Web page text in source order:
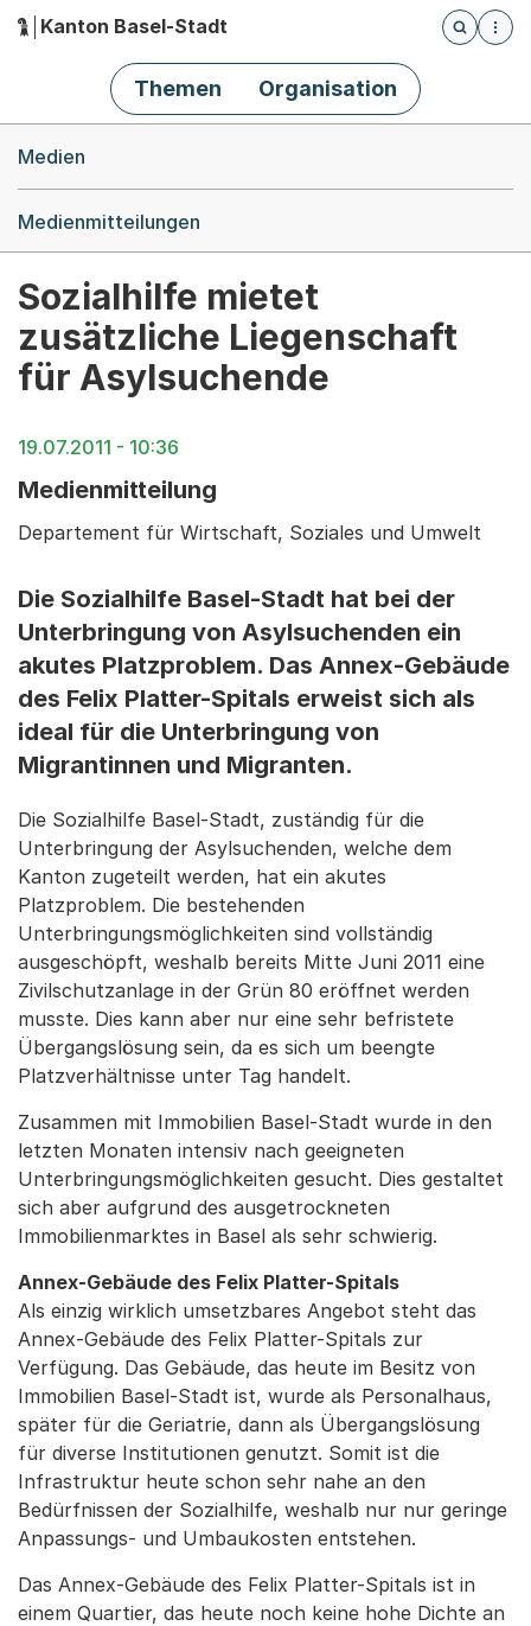
Hauptnavigation
Kanton Basel-Stadt
Öffnet
Themen Organisation
Medien
Medienmitteilungen
Sozialhilfe mietet
zusätzliche Liegenschaft
für Asylsuchende
19.07.2011 - 10:36
Medienmitteilung
Departement für Wirtschaft, Soziales und Umwelt
Die Sozialhilfe Basel-Stadt hat bei der
Unterbringung von Asylsuchenden ein
akutes Platzproblem. Das Annex-Gebäude
des Felix Platter-Spitals erweist sich als
ideal für die Unterbringung von
Migrantinnen und Migranten.
Die Sozialhilfe Basel-Stadt, zuständig für die
Unterbringung der Asylsuchenden, welche dem
Kanton zugeteilt werden, hat ein akutes
Platzproblem. Die bestehenden
Unterbringungsmöglichkeiten sind vollständig
ausgeschöpft, weshalb bereits Mitte Juni 2011 eine
Zivilschutzanlage in der Grün 80 eröffnet werden
musste. Dies kann aber nur eine sehr befristete
Übergangslösung sein, da es sich um beengte
Platzverhältnisse unter Tag handelt.
Zusammen mit Immobilien Basel-Stadt wurde in den
letzten Monaten intensiv nach geeigneten
Unterbringungsmöglichkeiten gesucht. Dies gestaltet
sich aber aufgrund des ausgetrockneten
Immobilienmarktes in Basel als sehr schwierig.
Annex-Gebäude des Felix Platter-Spitals
Als einzig wirklich umsetzbares Angebot steht das
Annex-Gebäude des Felix Platter-Spitals zur
Verfügung. Das Gebäude, das heute im Besitz von
Immobilien Basel-Stadt ist, wurde als Personalhaus,
später für die Geriatrie, dann als Übergangslösung
für diverse Institutionen genutzt. Somit ist die
Infrastruktur heute schon sehr nahe an den
Bedürfnissen der Sozialhilfe, weshalb nur nur geringe
Anpassungs- und Umbaukosten entstehen.
Das Annex-Gebäude des Felix Platter-Spitals ist in
einem Quartier, das heute noch keine hohe Dichte an